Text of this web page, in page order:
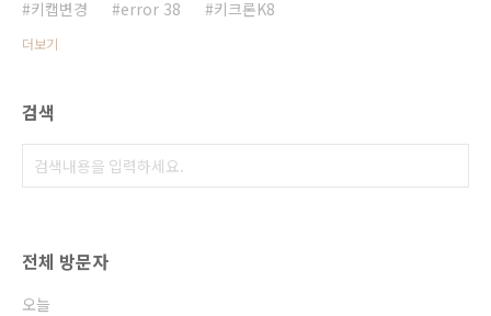
키캡변경 error 38 키크론K8
더보기
검색
전체 방문자
오늘